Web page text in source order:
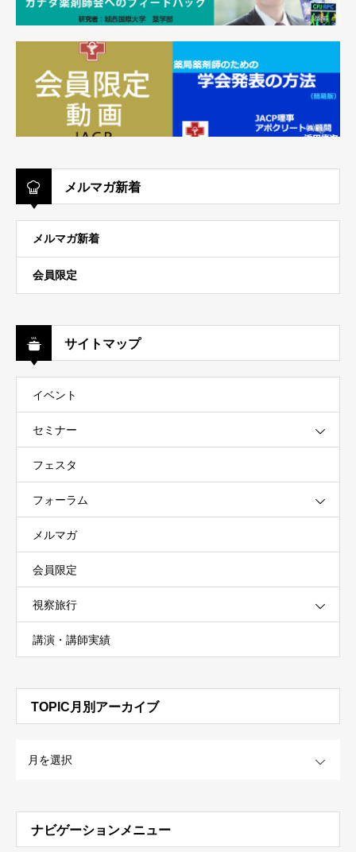
メルマガ新着
メルマガ新着
会員限定
サイトマップ
イベント
セミナー
フェスタ
フォーラム
メルマガ
会員限定
視察旅行
講演・講師実績
TOPIC月別アーカイブ
ナビゲーションメニュー